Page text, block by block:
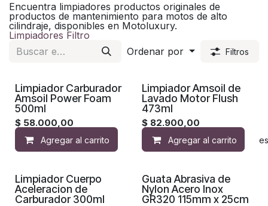
Encuentra limpiadores productos originales de
productos de mantenimiento para motos de alto
cilindraje, disponibles en Motoluxury.
Limpiadores Filtro
Ordenar por
Filtros
Limpiador Carburador
Amsoil Power Foam
500ml
$ 58.000,00
Agregar al carrito Agregar a la lista de
Limpiador Amsoil de
Lavado Motor Flush
473ml
$ 82.900,00
Agregar al carrito
Limpiador Cuerpo
Aceleracion de
Carburador 300ml
Guata Abrasiva de
Nylon Acero Inox
GR320 115mm x 25cm